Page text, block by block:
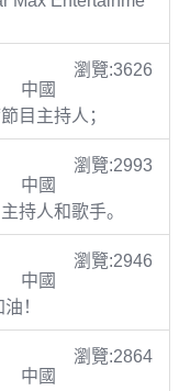
瀏覽:3626
中國
目主持人；
瀏覽:2993
中國
持人和歌手。
瀏覽:2946
中國
！
瀏覽:2864
中國